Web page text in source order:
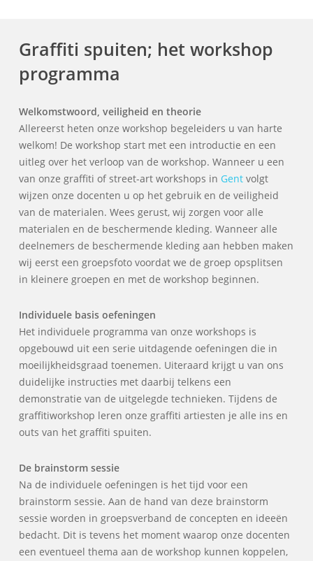
Graffiti spuiten; het workshop
programma
Welkomstwoord, veiligheid en theorie
Allereerst heten onze workshop begeleiders u van harte
welkom! De workshop start met een introductie en een
uitleg over het verloop van de workshop. Wanneer u een
van onze graffiti of street-art workshops in Gentvolgt
wijzen onze docenten u op het gebruik en de veiligheid
van de materialen. Wees gerust, wij zorgen voor alle
materialen en de beschermende kleding. Wanneer alle
deelnemers de beschermende kleding aan hebben maken
wij eerst een groepsfoto voordat we de groep opsplitsen
in kleinere groepen en met de workshop beginnen.
Individuele basis oefeningen
Het individuele programma van onze workshops is
opgebouwd uit een serie uitdagende oefeningen die in
moeilijkheidsgraad toenemen. Uiteraard krijgt u van ons
duidelijke instructies met daarbij telkens een
demonstratie van de uitgelegde technieken. Tijdens de
graffitiworkshop leren onze graffiti artiesten je alle ins en
outs van het graffiti spuiten.
De brainstorm sessie
Na de individuele oefeningen is het tijd voor een
brainstorm sessie. Aan de hand van deze brainstorm
sessie worden in groepsverband de concepten en ideeën
bedacht. Dit is tevens het moment waarop onze docenten
een eventueel thema aan de workshop kunnen koppelen,